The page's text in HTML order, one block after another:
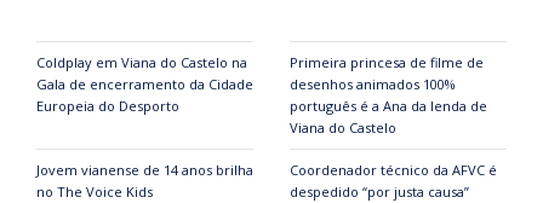
Coldplay em Viana do Castelo na
Gala de encerramento da Cidade
Europeia do Desporto
Primeira princesa de filme de
desenhos animados 100%
português é a Ana da lenda de
Viana do Castelo
Jovem vianense de 14 anos brilha
no The Voice Kids
Coordenador técnico da AFVC é
despedido “por justa causa”